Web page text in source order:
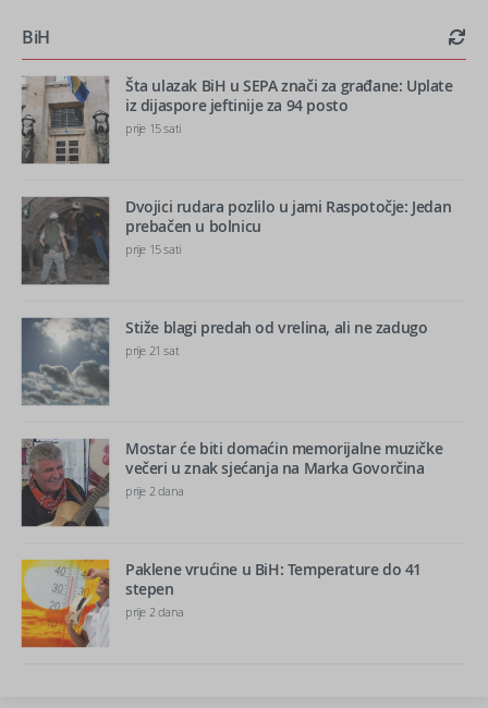
BiH
Šta ulazak BiH u SEPA znači za građane: Uplate
iz dijaspore jeftinije za 94 posto
prije 15 sati
Dvojici rudara pozlilo u jami Raspotočje: Jedan
prebačen u bolnicu
prije 15 sati
Stiže blagi predah od vrelina, ali ne zadugo
prije 21 sat
Mostar će biti domaćin memorijalne muzičke
večeri u znak sjećanja na Marka Govorčina
prije 2 dana
Paklene vrućine u BiH: Temperature do 41
stepen
prije 2 dana